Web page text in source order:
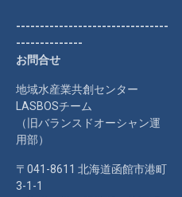
--------------------------------
--------------
お問合せ
地域水産業共創センター
LASBOSチーム
（旧バランスドオーシャン運
用部）
〒041-8611 北海道函館市港町
3-1-1